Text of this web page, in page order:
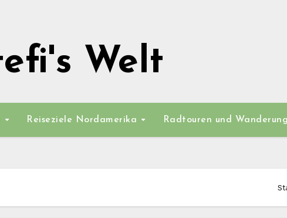
Welt
Reiseziele Nordamerika Radtouren und